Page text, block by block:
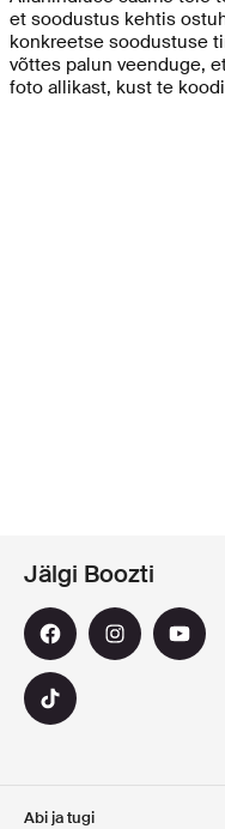
et soodustus kehtis
konkreetse soodustuse
võttes palun veenduge,
foto allikast, kust te
Abi ja tugi
Jälgi Boozti